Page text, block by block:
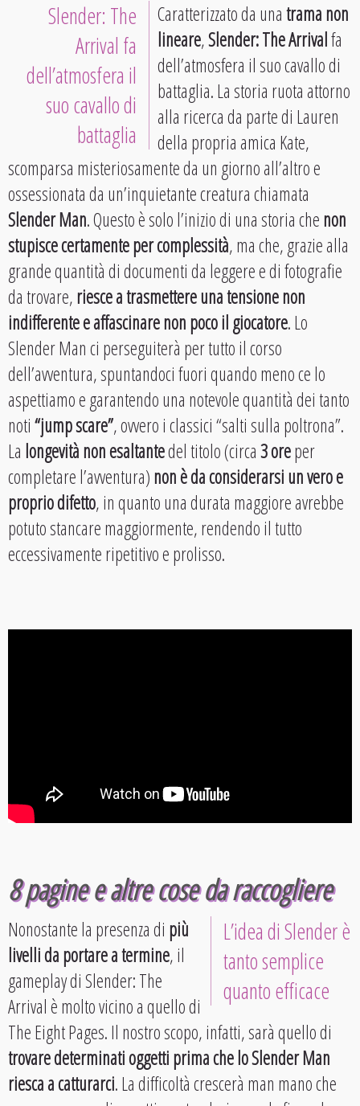
Slender: The
Arrival fa
dell’atmosfera il
suo cavallo di
battaglia
Caratterizzato da unatrama non
lineare,Slender: The Arrivalfa
dell’atmosfera il suo cavallo di
battaglia. La storia ruota attorno
alla ricerca da parte di Lauren
della propria amica Kate,
scomparsa misteriosamente da un giorno all’altro e
ossessionata da un’inquietante creatura chiamata
Slender Man. Questo è solo l’inizio di una storia chenon
stupisce certamente per complessità, ma che, grazie alla
grande quantità di documenti da leggere e di fotografie
da trovare,riesce a trasmettere una tensione non
indifferente e affascinare non poco il giocatore. Lo
Slender Man ci perseguiterà per tutto il corso
dell’avventura, spuntandoci fuori quando meno ce lo
aspettiamo e garantendo una notevole quantità dei tanto
noti“jump scare”, ovvero i classici “salti sulla poltrona”.
La longevità non esaltantedel titolo (circa3 oreper
completare l’avventura)non è da considerarsi un vero e
proprio difetto, in quanto una durata maggiore avrebbe
potuto stancare maggiormente, rendendo il tutto
eccessivamente ripetitivo e prolisso.
8 pagine e altre cose da raccogliere
L’idea di Slender è
tanto semplice
quanto efficace
Nonostante la presenza di più
livelli da portare a termine, il
gameplay di Slender: The
Arrival è molto vicino a quello di
The Eight Pages. Il nostro scopo, infatti, sarà quello di
trovare determinati oggetti prima che lo Slender Man
riesca a catturarci. La difficoltà crescerà man mano che